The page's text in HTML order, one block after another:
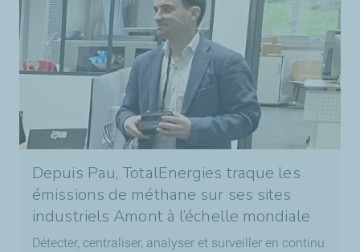
petite en France et à l'étranger. Je suis Spécialiste
Métocéan depuis vingt ans et depuis quinze ans chez
TotalEnergies.
En quoi consiste ta mission chez TotalEnergies ?
Mon rôle est de fournir au groupe TotalEnergies, les
données de vents, vagues, courants, pour nos
énergies renouvelables ou dans l’huile et gaz, en y
incluant de plus en plus la composante “changement
climatique”, pour en connaître un peu les impacts sur
nos installations.
Depuis Pau, TotalEnergies traque les
émissions de méthane sur ses sites
industriels Amont à l’échelle mondiale
Détecter, centraliser, analyser et surveiller en continu